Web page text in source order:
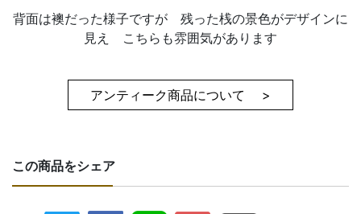
背面は襖だった様子ですが 残った桟の景色がデザインに
見え こちらも雰囲気があります
アンティーク商品について >
この商品をシェア